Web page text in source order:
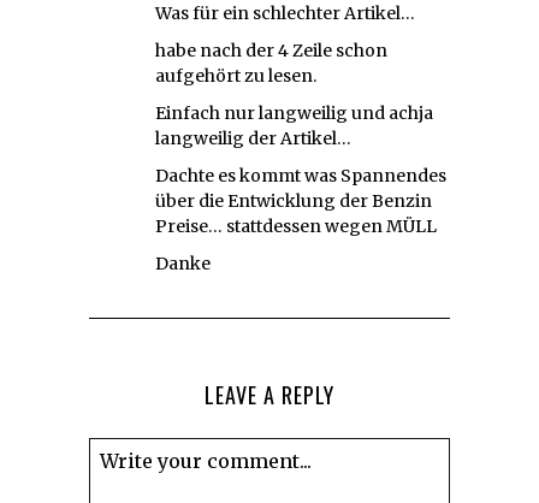
Was für ein schlechter Artikel…
habe nach der 4 Zeile schon
aufgehört zu lesen.
Einfach nur langweilig und achja
langweilig der Artikel…
Dachte es kommt was Spannendes
über die Entwicklung der Benzin
Preise… stattdessen wegen MÜLL
Danke
LEAVE A REPLY